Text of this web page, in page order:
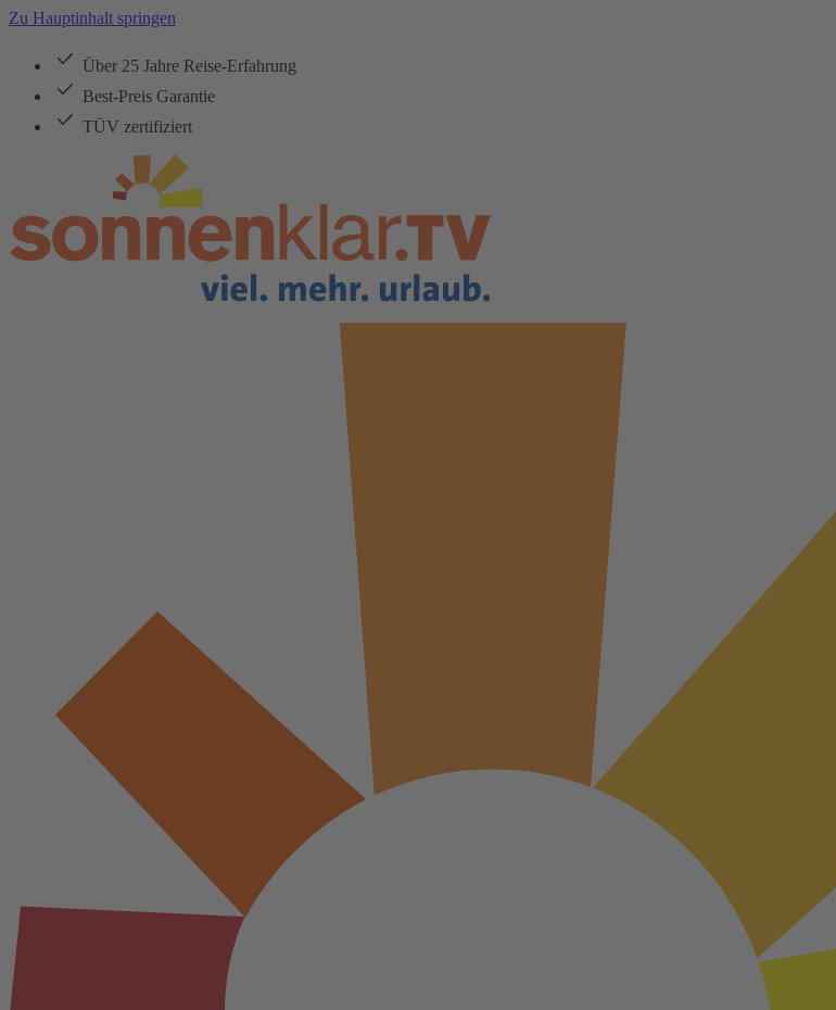
Zu Hauptinhalt springen
Über 25 Jahre Reise-Erfahrung
Best-Preis Garantie
TÜV zertifiziert